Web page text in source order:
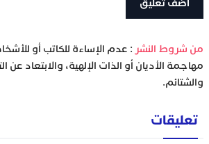
‫من شروط النشر : عدم الإساءة للكاتب أو
مهاجمة الأديان أو الذات الإلهية، والابتعاد
والشتائم.
تعليقات